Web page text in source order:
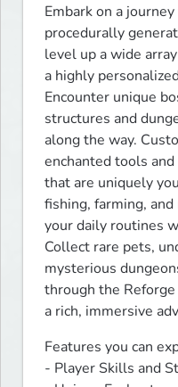
Embark on a
procedurally
level up a wide
a highly
Encounter unique
structures and
along the way.
enchanted tools
that are uniquely
fishing, farming,
your daily routines
Collect rare pets,
mysterious
through the
a rich, immersive
Features you can
- Player Skills and